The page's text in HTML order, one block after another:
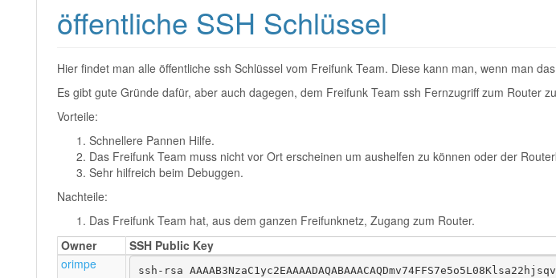
öffentliche SSH Schlüssel
Hier findet man alle öffentliche ssh Schlüssel vom Freifunk Team. Diese kann man, wenn man
Es gibt gute Gründe dafür, aber auch dagegen, dem Freifunk Team ssh Fernzugriff zum Router
Vorteile:
Schnellere Pannen Hilfe.
Das Freifunk Team muss nicht vor Ort erscheinen um aushelfen zu können oder der
Sehr hilfreich beim Debuggen.
Nachteile:
Das Freifunk Team hat, aus dem ganzen Freifunknetz, Zugang zum Router.
Owner
SSH Public Key
orimpe
ssh-rsa